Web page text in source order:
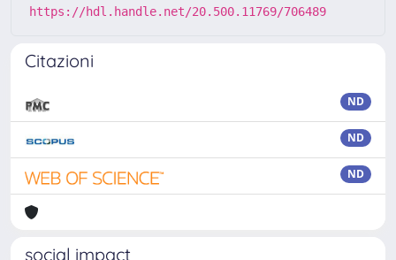
https://hdl.handle.net/20.500.11769/706489
Citazioni
ND
ND
ND
social impact